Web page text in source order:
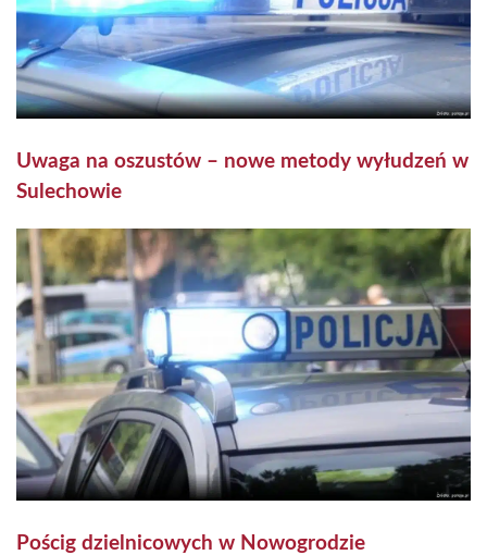
Uwaga na oszustów – nowe metody wyłudzeń w
Sulechowie
Pościg dzielnicowych w Nowogrodzie